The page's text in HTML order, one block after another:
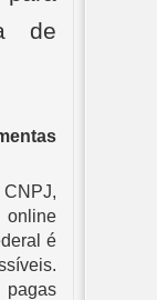
de
online
é
pagas